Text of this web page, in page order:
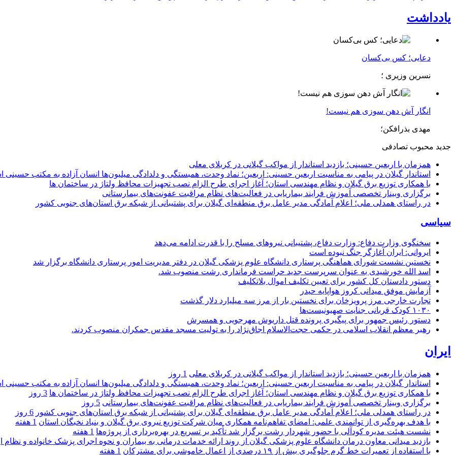
یادداشت
دعایی؛ کس بی‌کسان
نسرین وزیری ؛
انگار آش دهن سوزی هم نیست!
مهدی بذرافکن؛
جدید محبوب تصادفی
همزمان با اربعین حسینی؛ بازدید استاندار از مواکب گیلانی در کربلای معلی
استاندار گیلان در پیامی به مناسبت اربعین حسینی: اربعین؛ نماد وحدت، همبستگی و دلدادگی میلیون‌ها انسان آزاده به مکتب
با همکاری توزیع برق گیلان و نظام مهندسی استان؛ آغاز اجرای طرح الزام نصب تجهیزات محافظ ولتاژ در ساختمان ها
برگزاری وبینار تخصصی آموزش فرایند بیماریابی در فعالیت‌های نظام مراقبت عفونت‌های بیمارستانی
در راستای همدلی ملی؛ اعلام آمادگی مدیر عامل برق منطقه‌ای گیلان برای پشتیبانی از شبكه برق استان‌های جنوبی كشور
سیاسی
سخنگوی وزارت دفاع: وزارت دفاع، پشتیبانی نیرو‌های مسلح را با قدرت ادامه می‌دهد
ایروانی: ایران آغازگر جنگ نبوده است
نخستین نشست شورای هماهنگی پرستاری دانشگاه علوم پزشکی گیلان در دفتر مدیریت امور پرستاری دانشگاه برگزار شد
اسد الله خورشیدی به عنوان سرپرست جدید حراست فرمانداری رشت منصوب شد.
دستور دادستان کل کشور برای تعیین تکلیف اموال بلاتکلیف
آزمایش موفق میدانی کروز هواپایه حیدر
تجارت خارجی مرز پرویزخان برای نخستین بار از مرز سه میلیارد دلار گذشت
۱۰۳۰ کودک قربانی جنایت صهیونیست‌ها
دستور رئیس جمهور برای پیگیری پرونده قتل داریوش مهرجویی و همسرش
رهبر معظم انقلاب اسلامی در حکمی حجت‌الاسلام اجاق‌نژاد را به تولیت مسجد مقدس جمکران منصوب کردند.
ایران
همزمان با اربعین حسینی؛ بازدید استاندار از مواکب گیلانی در کربلای معلی 1 روز
استاندار گیلان در پیامی به مناسبت اربعین حسینی: اربعین؛ نماد وحدت، همبستگی و دلدادگی میلیون‌ها انسان آزاده به مکتب
با همکاری توزیع برق گیلان و نظام مهندسی استان؛ آغاز اجرای طرح الزام نصب تجهیزات محافظ ولتاژ در ساختمان ها 3 روز
برگزاری وبینار تخصصی آموزش فرایند بیماریابی در فعالیت‌های نظام مراقبت عفونت‌های بیمارستانی 5 روز
در راستای همدلی ملی؛ اعلام آمادگی مدیر عامل برق منطقه‌ای گیلان برای پشتیبانی از شبكه برق استان‌های جنوبی كشور 6 روز
با هدف بهره‌گیری از توانمندی علمی: امضای تفاهم‌نامه همكاری میان شركت توزیع نیروی برق گیلان و بنیاد نخبگان استان 1 هفته
نشست هیئت مدیره کودآلی با حضور شهردار رشت برگزار شد تأکید بر تسریع در بهره‌برداری از پروژه‌ها 1 هفته
بازدید میدانی معاون درمان دانشگاه علوم پزشکی گیلان از روند ارائه خدمات درمانی به بیماران و نحوه اجرای پزشک خانواده و
با استفاده از تعمیرات خط گرم جلوگیری بیش از ۱۹ درصدی از اعمال خاموشی برای مشتركان
1 هفته